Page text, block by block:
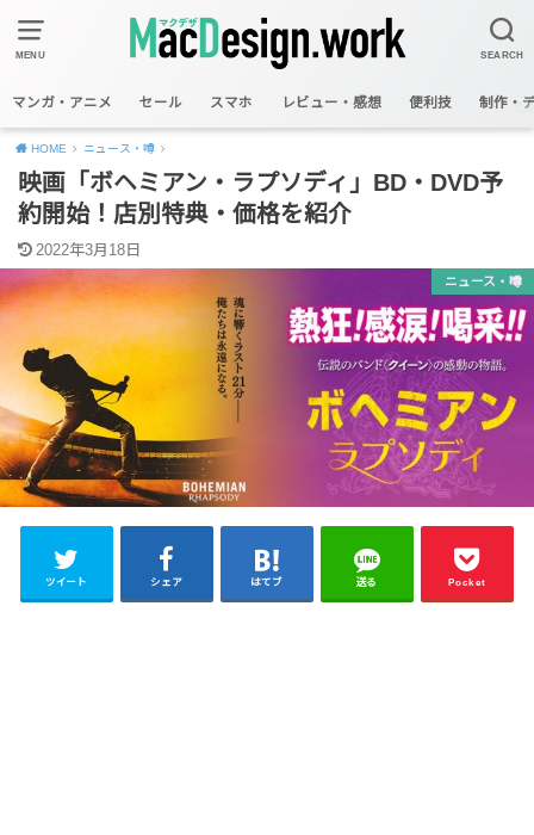
MENU SEARCH
マンガ・アニメ セール スマホ レビュー・感想 便利技 制作・
HOME ニュース・噂
映画「ボヘミアン・ラプソディ」BD・DVD予
約開始！店別特典・価格を紹介
2022年3月18日
ニュース・噂
ツイート シェア はてブ 送る Pocket